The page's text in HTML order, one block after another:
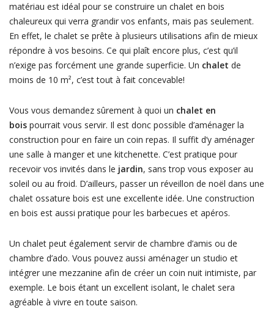
matériau est idéal pour se construire un chalet en bois
chaleureux qui verra grandir vos enfants, mais pas seulement.
En effet, le chalet se prête à plusieurs utilisations afin de mieux
répondre à vos besoins. Ce qui plaît encore plus, c’est qu’il
n’exige pas forcément une grande superficie. Un chalet de
moins de 10 m², c’est tout à fait concevable!
Vous vous demandez sûrement à quoi un chalet en
boispourrait vous servir. Il est donc possible d’aménager la
construction pour en faire un coin repas. Il suffit d’y aménager
une salle à manger et une kitchenette. C’est pratique pour
recevoir vos invités dans le jardin, sans trop vous exposer au
soleil ou au froid. D’ailleurs, passer un réveillon de noël dans une
chalet ossature bois est une excellente idée. Une construction
en bois est aussi pratique pour les barbecues et apéros.
Un chalet peut également servir de chambre d’amis ou de
chambre d’ado. Vous pouvez aussi aménager un studio et
intégrer une mezzanine afin de créer un coin nuit intimiste, par
exemple. Le bois étant un excellent isolant, le chalet sera
agréable à vivre en toute saison.